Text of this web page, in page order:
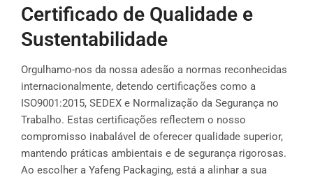
Certificado de Qualidade e
Sustentabilidade
Orgulhamo-nos da nossa adesão a normas reconhecidas
internacionalmente, detendo certificações como a
ISO9001:2015, SEDEX e Normalização da Segurança no
Trabalho. Estas certificações reflectem o nosso
compromisso inabalável de oferecer qualidade superior,
mantendo práticas ambientais e de segurança rigorosas.
Ao escolher a Yafeng Packaging, está a alinhar a sua